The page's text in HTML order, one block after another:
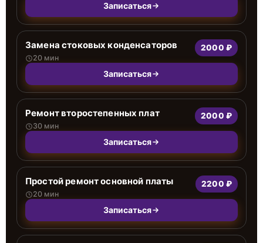
Записаться
Замена стоковых конденсаторов
20 мин
2000 ₽
Записаться
Ремонт второстепенных плат
30 мин
2000 ₽
Записаться
Простой ремонт основной платы
20 мин
2200 ₽
Записаться